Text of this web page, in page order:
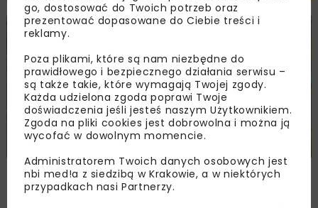
Remont nawierzchni na węzłach A4.
Przetarg obejmuje pięć węzłów
go, dostosować do Twoich potrzeb oraz
prezentować dopasowane do Ciebie treści i
reklamy.
Poza plikami, które są nam niezbędne do
prawidłowego i bezpiecznego działania serwisu –
są także takie, które wymagają Twojej zgody.
Każda udzielona zgoda poprawi Twoje
doświadczenia jeśli jesteś naszym Użytkownikiem.
Zgoda na pliki cookies jest dobrowolna i można ją
wycofać w dowolnym momencie.
Administratorem Twoich danych osobowych jest
nbi med!a z siedzibą w Krakowie, a w niektórych
przypadkach nasi Partnerzy.